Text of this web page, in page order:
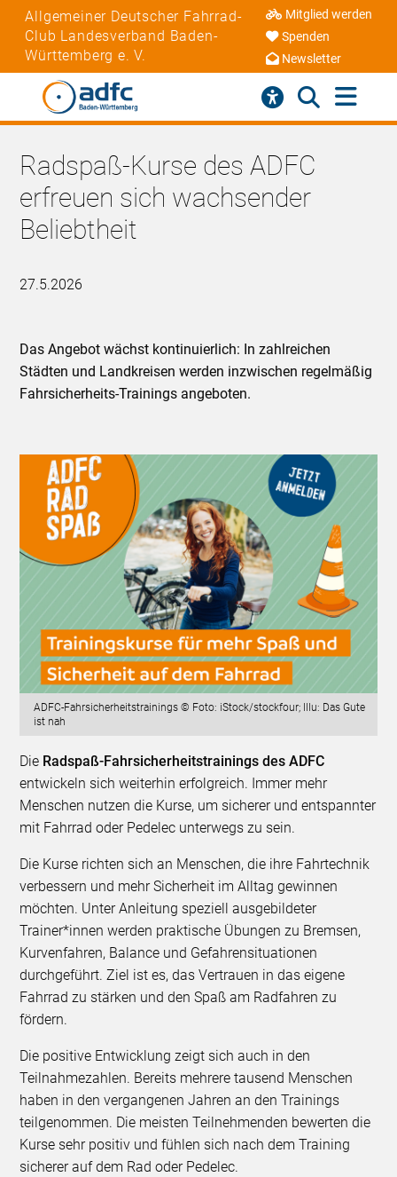
Allgemeiner Deutscher Fahrrad-
Club Landesverband Baden-
Württemberg e. V.
Mitglied werden
Spenden
Newsletter
Radspaß-Kurse des ADFC
erfreuen sich wachsender
Beliebtheit
27.5.2026
Das Angebot wächst kontinuierlich: In zahlreichen
Städten und Landkreisen werden inzwischen regelmäßig
Fahrsicherheits-Trainings angeboten.
ADFC-Fahrsicherheitstrainings © Foto: iStock/stockfour; Illu: Das Gute
ist nah
Die Radspaß-Fahrsicherheitstrainings des ADFC
entwickeln sich weiterhin erfolgreich. Immer mehr
Menschen nutzen die Kurse, um sicherer und entspannter
mit Fahrrad oder Pedelec unterwegs zu sein.
Die Kurse richten sich an Menschen, die ihre Fahrtechnik
verbessern und mehr Sicherheit im Alltag gewinnen
möchten. Unter Anleitung speziell ausgebildeter
Trainer*innen werden praktische Übungen zu Bremsen,
Kurvenfahren, Balance und Gefahrensituationen
durchgeführt. Ziel ist es, das Vertrauen in das eigene
Fahrrad zu stärken und den Spaß am Radfahren zu
fördern.
Die positive Entwicklung zeigt sich auch in den
Teilnahmezahlen. Bereits mehrere tausend Menschen
haben in den vergangenen Jahren an den Trainings
teilgenommen. Die meisten Teilnehmenden bewerten die
Kurse sehr positiv und fühlen sich nach dem Training
sicherer auf dem Rad oder Pedelec.